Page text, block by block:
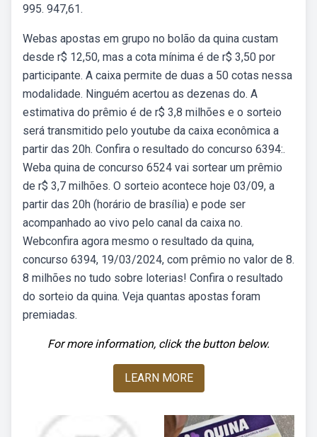
995. 947,61.
Webas apostas em grupo no bolão da quina custam
desde r$ 12,50, mas a cota mínima é de r$ 3,50 por
participante. A caixa permite de duas a 50 cotas nessa
modalidade. Ninguém acertou as dezenas do. A
estimativa do prêmio é de r$ 3,8 milhões e o sorteio
será transmitido pelo youtube da caixa econômica a
partir das 20h. Confira o resultado do concurso 6394:.
Weba quina de concurso 6524 vai sortear um prêmio
de r$ 3,7 milhões. O sorteio acontece hoje 03/09, a
partir das 20h (horário de brasília) e pode ser
acompanhado ao vivo pelo canal da caixa no.
Webconfira agora mesmo o resultado da quina,
concurso 6394, 19/03/2024, com prêmio no valor de 8.
8 milhões no tudo sobre loterias! Confira o resultado
do sorteio da quina. Veja quantas apostas foram
premiadas.
For more information, click the button below.
LEARN MORE